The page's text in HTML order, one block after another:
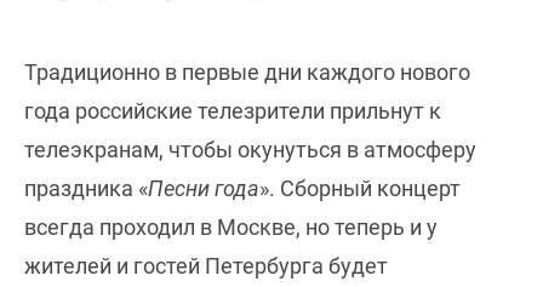
Традиционно в первые дни каждого нового
года российские телезрители прильнут к
телеэкранам, чтобы окунуться в атмосферу
праздника «Песни года». Сборный концерт
всегда проходил в Москве, но теперь и у
жителей и гостей Петербурга будет